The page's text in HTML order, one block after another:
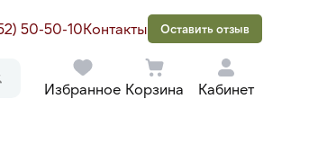
50-50-10Контакты Оставить отзыв
Избранное Корзина Кабинет